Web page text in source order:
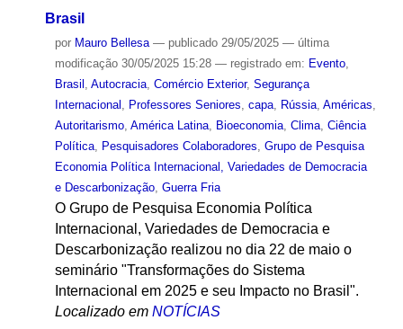
Brasil
por Mauro Bellesa — publicado29/05/2025 — última
modificação30/05/2025 15:28 — registrado em: Evento,
Brasil , Autocracia, Comércio Exterior, Segurança
Internacional , Professores Seniores, capa, Rússia, Américas,
Autoritarismo, América Latina, Bioeconomia, Clima, Ciência
Política, Pesquisadores Colaboradores, Grupo de Pesquisa
Economia Política Internacional, Variedades de Democracia
e Descarbonização, Guerra Fria
O Grupo de Pesquisa Economia Política
Internacional, Variedades de Democracia e
Descarbonização realizou no dia 22 de maio o
seminário "Transformações do Sistema
Internacional em 2025 e seu Impacto no Brasil".
Localizado em NOTÍCIAS